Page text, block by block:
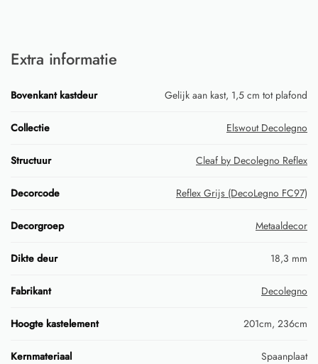
Extra informatie
Bovenkant kastdeur Gelijk aan kast, 1,5 cm tot plafond
Collectie Elswout Decolegno
Structuur Cleaf by Decolegno Reflex
Decorcode Reflex Grijs (DecoLegno FC97)
Decorgroep Metaaldecor
Dikte deur 18,3 mm
Fabrikant Decolegno
Hoogte kastelement 201cm, 236cm
Kernmateriaal Spaanplaat